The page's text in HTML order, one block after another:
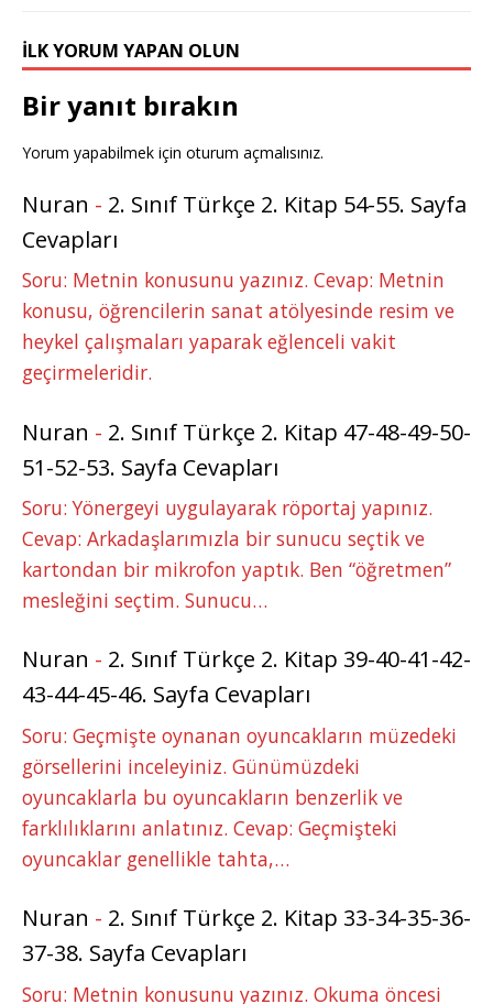
k
İLK YORUM YAPAN OLUN
Bir yanıt bırakın
Yorum yapabilmek için oturum açmalısınız.
Nuran - 2. Sınıf Türkçe 2. Kitap 54-55. Sayfa
Cevapları
Soru: Metnin konusunu yazınız. Cevap: Metnin
konusu, öğrencilerin sanat atölyesinde resim ve
heykel çalışmaları yaparak eğlenceli vakit
geçirmeleridir.
Nuran - 2. Sınıf Türkçe 2. Kitap 47-48-49-50-
51-52-53. Sayfa Cevapları
Soru: Yönergeyi uygulayarak röportaj yapınız.
Cevap: Arkadaşlarımızla bir sunucu seçtik ve
kartondan bir mikrofon yaptık. Ben “öğretmen”
mesleğini seçtim. Sunucu…
Nuran - 2. Sınıf Türkçe 2. Kitap 39-40-41-42-
43-44-45-46. Sayfa Cevapları
Soru: Geçmişte oynanan oyuncakların müzedeki
görsellerini inceleyiniz. Günümüzdeki
oyuncaklarla bu oyuncakların benzerlik ve
farklılıklarını anlatınız. Cevap: Geçmişteki
oyuncaklar genellikle tahta,…
Nuran - 2. Sınıf Türkçe 2. Kitap 33-34-35-36-
37-38. Sayfa Cevapları
Soru: Metnin konusunu yazınız. Okuma öncesi